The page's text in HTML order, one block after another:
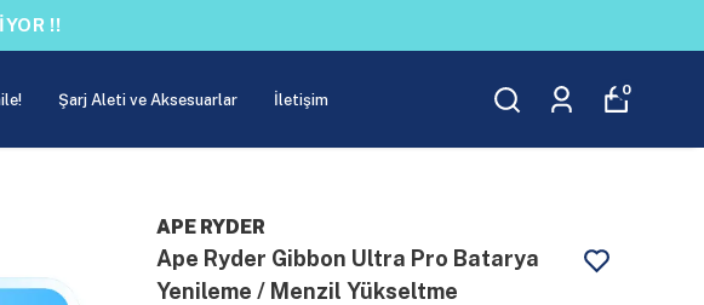
!!
Şarj Aleti ve Aksesuarlar İletişim
0
APE RYDER
Ape Ryder Gibbon Ultra Pro Batarya
Yenileme / Menzil Yükseltme